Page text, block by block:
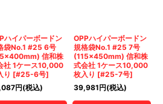
ハイパーボードン
袋No.1 #25 6号
信和株
社 1ケース10,000
り [#25-6号]
円(税込)
OPPハイパーボードン
規格袋No.1 #25 7号
(115×450mm) 信和株
式会社 1ケース10,000
枚入り [#25-7号]
39,981円(税込)